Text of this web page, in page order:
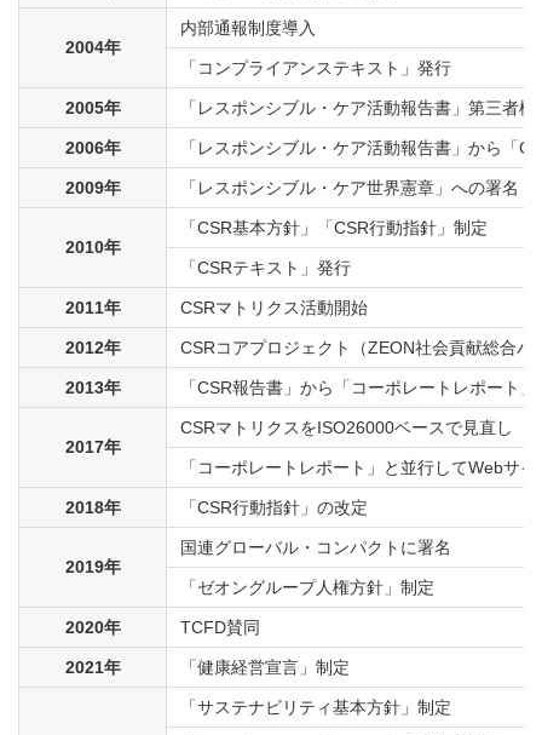
2004年
内部通報制度導入
「コンプライアンステキスト」発行
2005年 「レスポンシブル・ケア活動報告書」第三者検
2006年 「レスポンシブル・ケア活動報告書」から「
2009年 「レスポンシブル・ケア世界憲章」への署名
2010年
「CSR基本方針」「CSR行動指針」制定
「CSRテキスト」発行
2011年 CSRマトリクス活動開始
2012年 CSRコアプロジェクト（ZEON社会貢献総合パ
2013年 「CSR報告書」から「コーポレートレポート
2017年
CSRマトリクスをISO26000ベースで見直し
「コーポレートレポート」と並行してWebサ
2018年 「CSR行動指針」の改定
2019年
国連グローバル・コンパクトに署名
「ゼオングループ人権方針」制定
2020年 TCFD賛同
2021年 「健康経営宣言」制定
「サステナビリティ基本方針」制定